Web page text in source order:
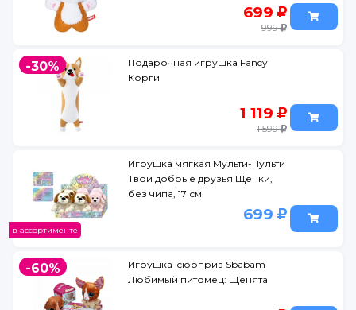
699
999
-30%
Подарочная игрушка Fancy
Корги
1 119
1 599
в ассортименте
Игрушка мягкая Мульти-Пульти
Твои добрые друзья Щенки,
без чипа, 17 см
699
-60%
Игрушка-сюрприз Sbabam
Любимый питомец: Щенята